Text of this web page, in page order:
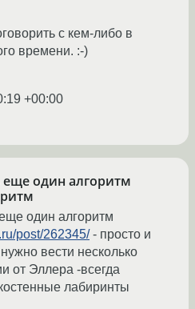
с кем-либо в
времени. :-)
+00:00
еще один алгоритм
один алгоритм
post/262345/- просто и
вести несколько
от Эллера -всегда
лабиринты